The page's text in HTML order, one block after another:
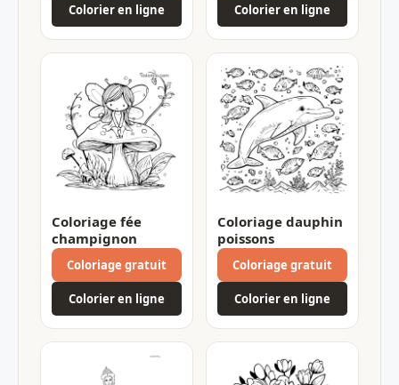
Colorier en ligne Colorier en ligne
Coloriage fée
champignon
Coloriage gratuit
Colorier en ligne
Coloriage dauphin
poissons
Coloriage gratuit
Colorier en ligne